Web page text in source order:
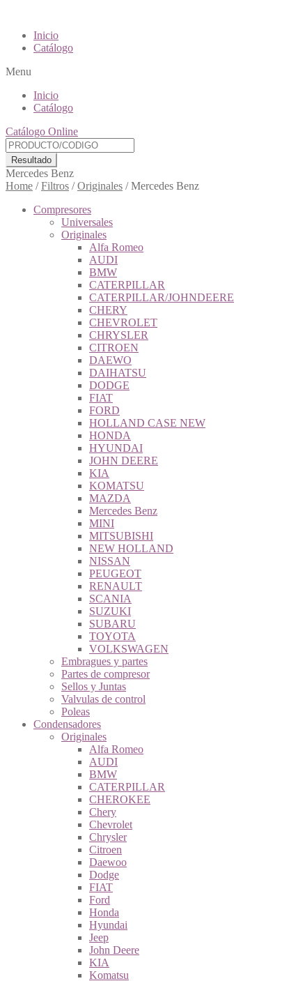
Inicio
Catálogo
Menu
Inicio
Catálogo
Catálogo Online
Resultado
Mercedes Benz
Home /Filtros /Originales /Mercedes Benz
Compresores
Universales
Originales
Alfa Romeo
AUDI
BMW
CATERPILLAR
CATERPILLAR/JOHNDEERE
CHERY
CHEVROLET
CHRYSLER
CITROEN
DAEWO
DAIHATSU
DODGE
FIAT
FORD
HOLLAND CASE NEW
HONDA
HYUNDAI
JOHN DEERE
KIA
KOMATSU
MAZDA
Mercedes Benz
MINI
MITSUBISHI
NEW HOLLAND
NISSAN
PEUGEOT
RENAULT
SCANIA
SUZUKI
SUBARU
TOYOTA
VOLKSWAGEN
Embragues y partes
Partes de compresor
Sellos y Juntas
Valvulas de control
Poleas
Condensadores
Originales
Alfa Romeo
AUDI
BMW
CATERPILLAR
CHEROKEE
Chery
Chevrolet
Chrysler
Citroen
Daewoo
Dodge
FIAT
Ford
Honda
Hyundai
Jeep
John Deere
KIA
Komatsu